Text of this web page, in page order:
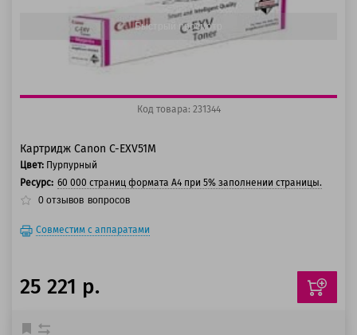
Быстрый просмотр
Код товара: 231344
Картридж Canon C-EXV51M
Цвет: Пурпурный
Ресурс: 60 000 страниц формата А4 при 5% заполнении страницы.
0 отзывов вопросов
Совместим с аппаратами
25 221 р.